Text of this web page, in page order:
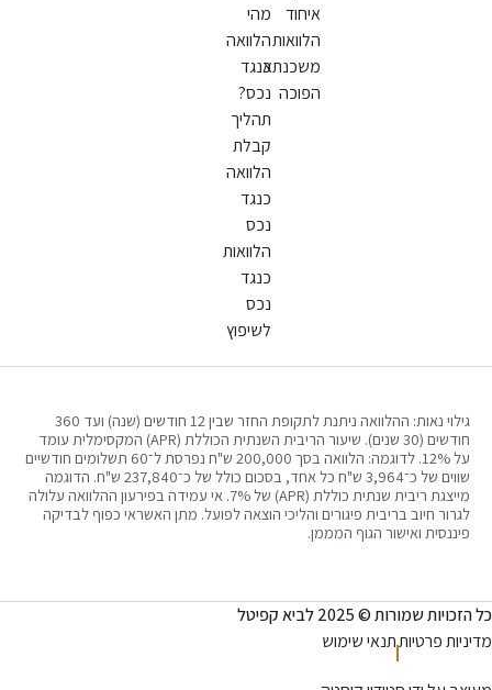
משכנתא
מהי
הלוואה
כנגד
נכס?
גילוי נאות: ההלוואה ניתנת לתקופת החזר שבין 12 חודשים (שנה) ועד 360
חודשים (30 שנים). שיעור הריבית השנתית הכוללת (APR) המקסימלית עומד
על 12%. לדוגמה: הלוואה בסך 200,000 ש"ח נפרסת ל־60 תשלומים חודשיים
שווים של כ־3,964 ש"ח כל אחד, בסכום כולל של כ־237,840 ש"ח. הדוגמה
מייצגת ריבית שנתית כוללת (APR) של 7%. אי עמידה בפירעון ההלוואה עלולה
חיוב בריבית פיגורים והליכי הוצאה לפועל. מתן האשראי כפוף לבדיקה
ואישור הגוף המממן.
© 2025 לביא קפיטל
תנאי שימוש